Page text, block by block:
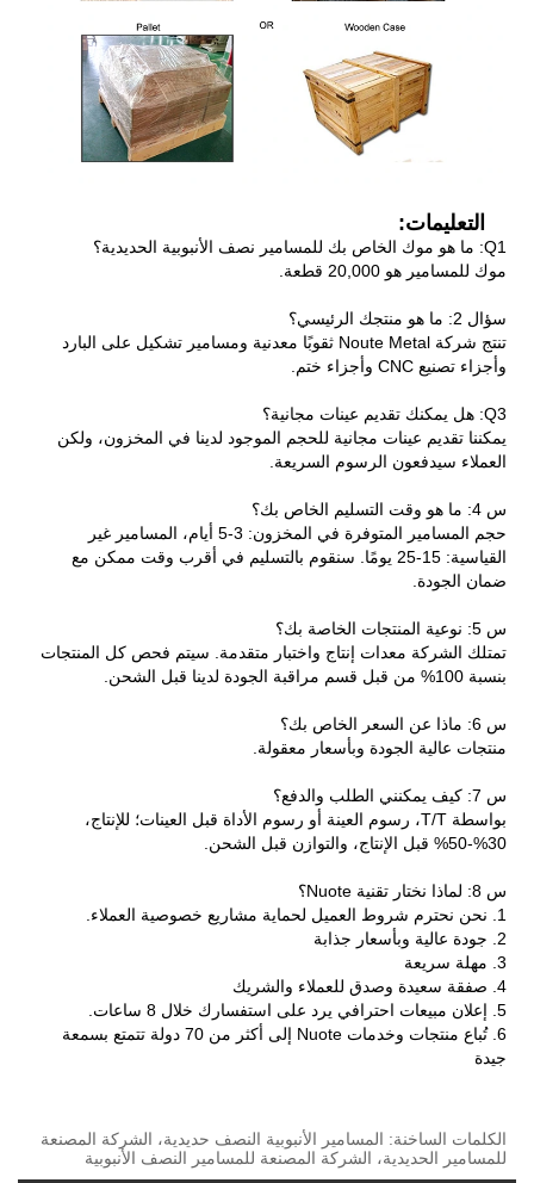
التعليمات:
Q1: ما هو موك الخاص بك للمسامير نصف الأنبوبية الحديدية؟
موك للمسامير هو 20,000 قطعة.
سؤال 2: ما هو منتجك الرئيسي؟
تنتج شركة Noute Metal ثقوبًا معدنية ومسامير تشكيل على البارد
وأجزاء تصنيع CNC وأجزاء ختم.
Q3: هل يمكنك تقديم عينات مجانية؟
يمكننا تقديم عينات مجانية للحجم الموجود لدينا في المخزون، ولكن
العملاء سيدفعون الرسوم السريعة.
س 4: ما هو وقت التسليم الخاص بك؟
حجم المسامير المتوفرة في المخزون: 3-5 أيام، المسامير غير
القياسية: 15-25 يومًا. سنقوم بالتسليم في أقرب وقت ممكن مع
ضمان الجودة.
س 5: نوعية المنتجات الخاصة بك؟
تمتلك الشركة معدات إنتاج واختبار متقدمة. سيتم فحص كل المنتجات
بنسبة 100% من قبل قسم مراقبة الجودة لدينا قبل الشحن.
س 6: ماذا عن السعر الخاص بك؟
منتجات عالية الجودة وبأسعار معقولة.
س 7: كيف يمكنني الطلب والدفع؟
بواسطة T/T، رسوم العينة أو رسوم الأداة قبل العينات؛ للإنتاج،
30%-50% قبل الإنتاج، والتوازن قبل الشحن.
س 8: لماذا نختار تقنية Nuote؟
1. نحن نحترم شروط العميل لحماية مشاريع خصوصية العملاء.
2. جودة عالية وبأسعار جذابة
3. مهلة سريعة
4. صفقة سعيدة وصدق للعملاء والشريك
5. إعلان مبيعات احترافي يرد على استفسارك خلال 8 ساعات.
6. تُباع منتجات وخدمات Nuote إلى أكثر من 70 دولة تتمتع بسمعة
جيدة
الكلمات الساخنة: المسامير الأنبوبية النصف حديدية، الشركة المصنعة
للمسامير الحديدية، الشركة المصنعة للمسامير النصف الأنبوبية